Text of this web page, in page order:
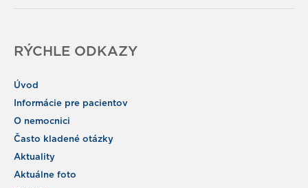
RÝCHLE ODKAZY
Úvod
Informácie pre pacientov
O nemocnici
Často kladené otázky
Aktuality
Aktuálne foto